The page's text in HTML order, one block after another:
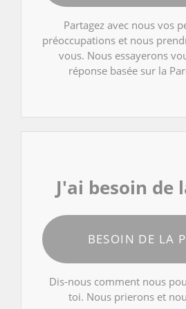
Partagez avec nous vos
préoccupations et nous
vous. Nous essayerons
réponse basée sur la
J'ai besoin de
BESOIN DE LA
Dis-nous comment nous
toi. Nous prierons et